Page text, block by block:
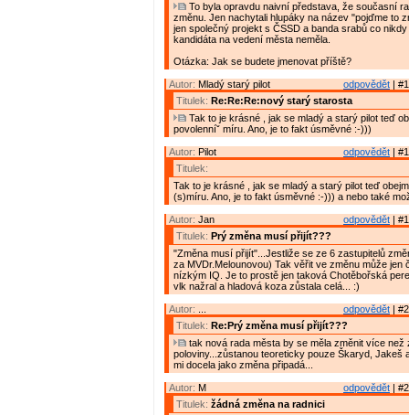
To byla opravdu naivní představa, že současní
změnu. Jen nachytali hlupáky na název "pojďme to
jen společný projekt s ČSSD a banda srabů co
kandidáta na vedení města neměla.
Otázka: Jak se budete jmenovat příště?
odpovědět |
Autor: Mladý starý pilot
Titulek: Re:Re:Re:nový starý starosta
Tak to je krásné , jak se mladý a starý pilot teď
povolenníˇ míru. Ano, je to fakt úsměvné :-)))
odpovědět |
Autor: Pilot
Titulek:
Tak to je krásné , jak se mladý a starý pilot teď
(s)míru. Ano, je to fakt úsměvné :-))) a nebo také
odpovědět |
Autor: Jan
Titulek: Prý změna musí přijít???
"Změna musí přijít"...Jestliže se ze 6 zastupitelů
za MVDr.Melounovou) Tak věřit ve změnu může jen
nízkým IQ. Je to prostě jen taková Chotěbořská
vlk nažral a hladová koza zůstala celá... :)
odpovědět |
Autor:
Titulek: Re:Prý změna musí přijít???
tak nová rada města by se měla změnit více než
poloviny...zůstanou teoreticky pouze Škaryd, Jakeš
mi docela jako změna připadá...
odpovědět |
Autor: M
Titulek: žádná změna na radnici